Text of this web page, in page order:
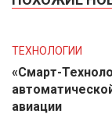
ТЕХНОЛОГИИ
«Смарт-
авиации